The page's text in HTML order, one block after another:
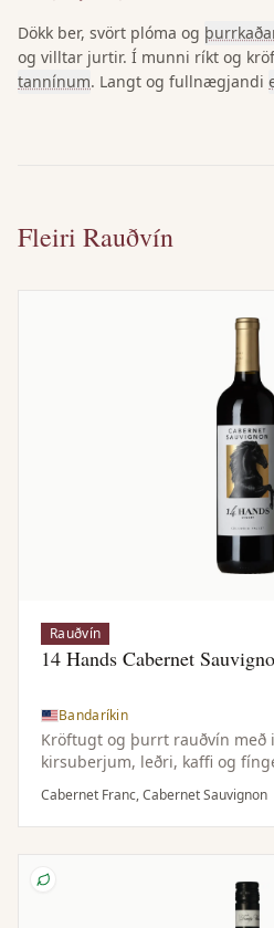
Dökk ber, svört plóma og
og villtar jurtir. Í munni ríkt og
tannínum. Langt og fullnægjandi
Fleiri Rauðvín
Rauðvín
14 Hands Cabernet
Bandaríkin
Kröftugt og þurrt rauðvín með
kirsuberjum, leðri, kaffi og
og dökkt í munni með
fáguðum tannínum.
Cabernet Franc, Cabernet Sauvignon